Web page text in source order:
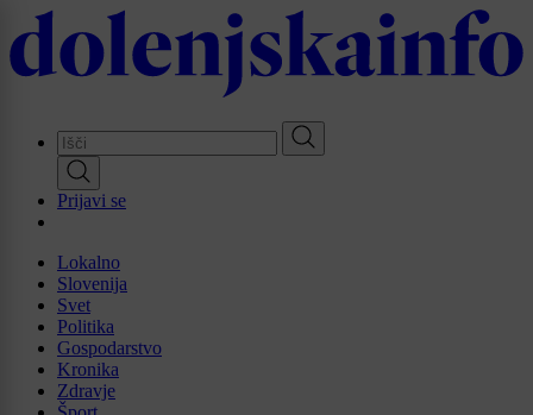
Skip
to
main
Prijavi se
Lokalno
Slovenija
Svet
Politika
Gospodarstvo
Kronika
Zdravje